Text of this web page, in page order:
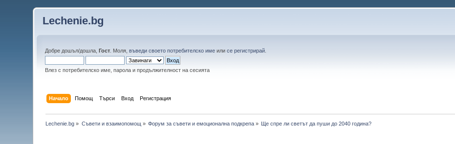
Lechenie.bg
Добре дошъл/дошла,Гост . Моля,въведи своето потребителско име илисе регистрирай
Влез с потребителско име, парола и продължителност на сесията
Начало Помощ Търси Вход Регистрация
Lechenie.bg » Съвети и взаимопомощ » Форум за съвети и емоционална подкрепа » Ще спре ли светът да пуши до 2040 година?